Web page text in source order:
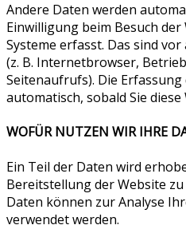
Andere Daten werden
Einwilligung beim Besuch
Systeme erfasst. Das sind
(z. B. Internetbrowser,
Seitenaufrufs). Die
automatisch, sobald Sie
WOFÜR NUTZEN WIR IHRE
Ein Teil der Daten wird
Bereitstellung der Website
Daten können zur Analyse
verwendet werden.